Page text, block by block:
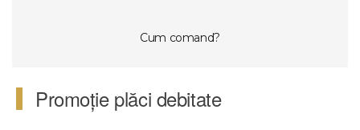
Cum comand?
Promoție plăci debitate